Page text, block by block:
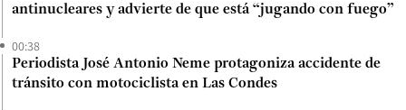
antinucleares y advierte de que está “jugando con fuego”
00:38
Periodista José Antonio Neme protagoniza accidente de
tránsito con motociclista en Las Condes